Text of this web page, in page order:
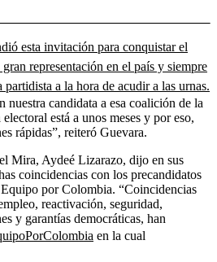
esta invitación para conquistar el
representación en el país y siempre
a la hora de acudir a las urnas.
nuestra candidata a esa coalición de la
está a unos meses y por eso,
rápidas”, reiteró Guevara.
Mira, Aydeé Lizarazo, dijo en sus
coincidencias con los precandidatos
por Colombia. “Coincidencias
reactivación, seguridad,
y garantías democráticas, han
en la cual